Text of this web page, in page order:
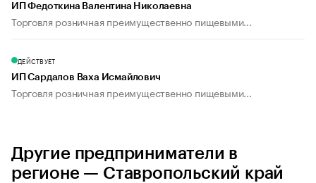
ИП Федоткина Валентина Николаевна
Торговля розничная преимущественно пищевыми...
ДЕЙСТВУЕТ
ИП Сардалов Ваха Исмайлович
Торговля розничная преимущественно пищевыми...
Другие предприниматели в
регионе — Ставропольский край